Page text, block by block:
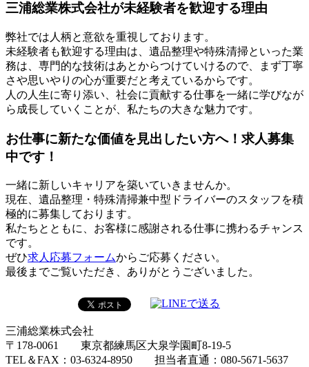
三浦総業株式会社が未経験者を歓迎する理由
弊社では人柄と意欲を重視しております。
未経験者も歓迎する理由は、遺品整理や特殊清掃といった業
務は、専門的な技術はあとからつけていけるので、まず丁寧
さや思いやりの心が重要だと考えているからです。
人の人生に寄り添い、社会に貢献する仕事を一緒に学びなが
ら成長していくことが、私たちの大きな魅力です。
お仕事に新たな価値を見出したい方へ！求人募集
中です！
一緒に新しいキャリアを築いていきませんか。
現在、遺品整理・特殊清掃兼中型ドライバーのスタッフを積
極的に募集しております。
私たちとともに、お客様に感謝される仕事に携わるチャンス
です。
ぜひ求人応募フォームからご応募ください。
最後までご覧いただき、ありがとうございました。
三浦総業株式会社
〒178-0061 東京都練馬区大泉学園町8-19-5
TEL＆FAX：03-6324-8950 担当者直通：080-5671-5637